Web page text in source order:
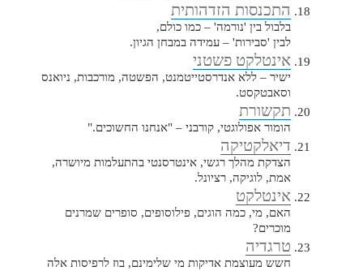
התכנסות הזדהותית
בלבול בין 'נורמה' – כמו כולם,
לבין 'סבירות' – עמידה במבחן הגיון.
אינטלקט פשטני
ישיר – ללא אנדרסטייטמנט, הפשטה, מורכבות, ניואנס
וסאבטקסט.
תקשורת
הומור אפולוגטי, קורבני – "אנחנו החשוכים."
דיאלקטיקה
הצדקת מהלך רגשי, אינטרסנטי בהתעלמות מיושרה,
אמת, לוגיקה, רציונל.
אינטלקט
האם, מי, כמה הוגים, פילוסופים, סופרים שמרנים
מוכרים?
טרגדיה
חשש מעוצמת אדיקות מי שלימינם, בוז לרפיסות אלה